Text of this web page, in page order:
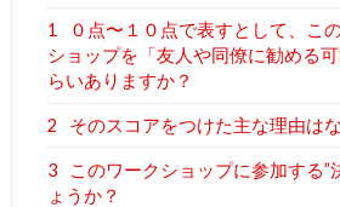
1
０点〜１０点で表すとして、こ
ショップを「友人や同僚に勧める
らいありますか？
2 そのスコアをつけた主な理由は
3
このワークショップに参加する”
ょうか？